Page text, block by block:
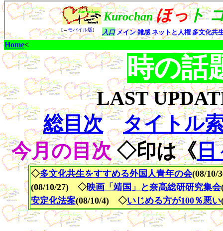
Home<
時の話
LAST
総目次
タイトル
今月の目次◇印は《日
◇多文化共生をすすめる外国人青年の会(08/
(08/10/27) ◇映画「靖国」と奈高総研研究集会
安定化法案(08/10/4) ◇いじめる方が100％悪い